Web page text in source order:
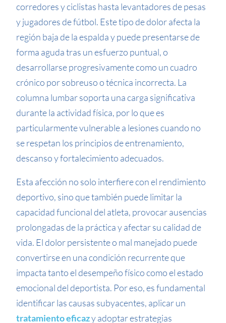
corredores y ciclistas hasta levantadores de pesas
y jugadores de fútbol. Este tipo de dolor afecta la
región baja de la espalda y puede presentarse de
forma aguda tras un esfuerzo puntual, o
desarrollarse progresivamente como un cuadro
crónico por sobreuso o técnica incorrecta. La
columna lumbar soporta una carga significativa
durante la actividad física, por lo que es
particularmente vulnerable a lesiones cuando no
se respetan los principios de entrenamiento,
descanso y fortalecimiento adecuados.
Esta afección no solo interfiere con el rendimiento
deportivo, sino que también puede limitar la
capacidad funcional del atleta, provocar ausencias
prolongadas de la práctica y afectar su calidad de
vida. El dolor persistente o mal manejado puede
convertirse en una condición recurrente que
impacta tanto el desempeño físico como el estado
emocional del deportista. Por eso, es fundamental
identificar las causas subyacentes, aplicar un
tratamiento eficazy adoptar estrategias